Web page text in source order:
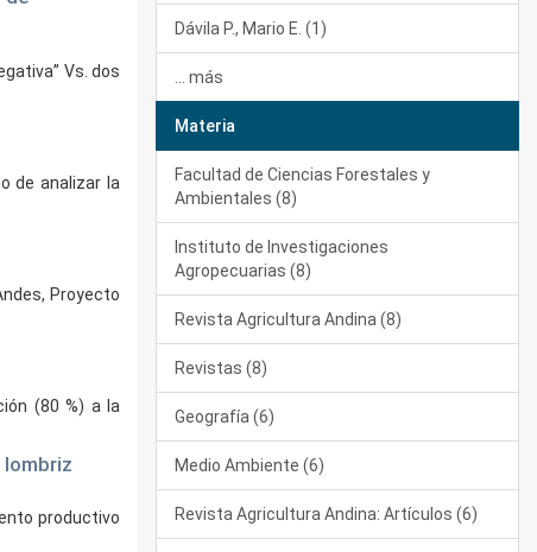
Vs. dos
de analizar la
Proyecto
(80 %) a la
productivo
Dávila P., Mario E. (1)
... más
Materia
Facultad de Ciencias Forestales y
Ambientales (8)
Instituto de Investigaciones
Agropecuarias (8)
Revista Agricultura Andina (8)
Revistas (8)
Geografía (6)
Medio Ambiente (6)
Revista Agricultura Andina: Artículos (6)